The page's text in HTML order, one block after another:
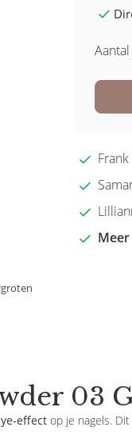
Aantal
03
effect op je nagels.